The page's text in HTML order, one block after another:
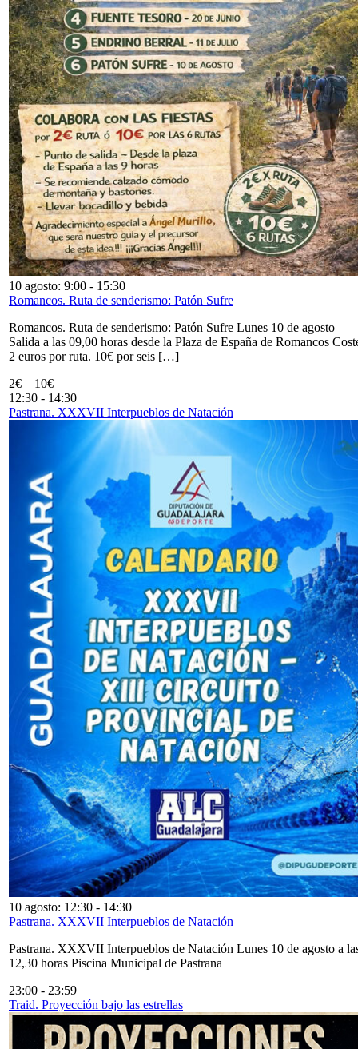
10 agosto: 9:00 - 15:30
Romancos. Ruta de senderismo: Patón Sufre
Romancos. Ruta de senderismo: Patón Sufre Lunes 10 de agosto
Salida a las 09,00 horas desde la Plaza de España de Romancos
2 euros por ruta. 10€ por seis […]
2€ – 10€
12:30 - 14:30
Pastrana. XXXVII Interpueblos de Natación
10 agosto: 12:30 - 14:30
Pastrana. XXXVII Interpueblos de Natación
Pastrana. XXXVII Interpueblos de Natación Lunes 10 de agosto a
12,30 horas Piscina Municipal de Pastrana
23:00 - 23:59
Traid. Proyección bajo las estrellas